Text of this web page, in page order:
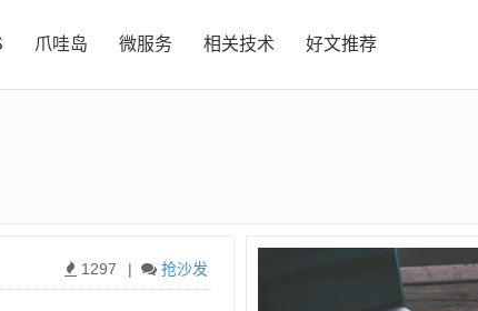
爪哇岛 微服务 相关技术 好文推荐
| 抢沙发
1297